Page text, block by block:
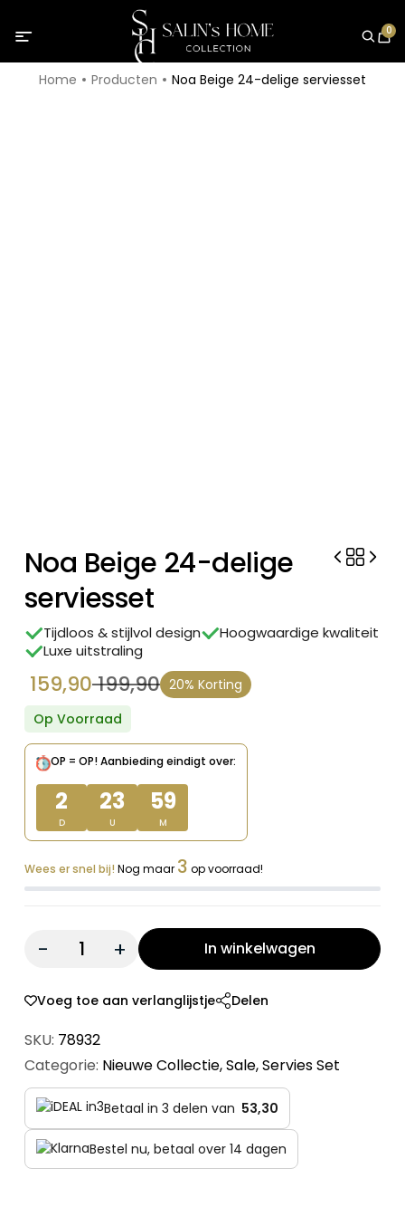
0
Home Producten Noa Beige 24-delige serviesset
Noa Beige 24-delige
serviesset
Tijdloos & stijlvol design
Hoogwaardige kwaliteit
Luxe uitstraling
199,90
Oorspronkelijke
prijs
was:
€ 199,90.
159,90
Huidige
prijs
is:
€ 159,90.
20% Korting
Op Voorraad
OP = OP!Aanbieding eindigt over:
2
D
23
U
59
M
Wees er snel bij! Nog maar 3 op voorraad!
Quantity: In winkelwagen
Voeg toe aan verlanglijstje Delen
SKU: 78932
Categorie: Nieuwe Collectie,Sale,Servies Set
Betaal in 3 delen van 53,30
Bestel nu, betaal over 14 dagen